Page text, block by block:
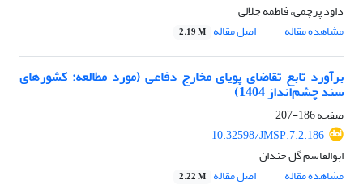
داود پرچمی، فاطمه جلالی
مشاهده مقاله
اصل مقاله 2.19 M
برآورد تابع تقاضای پویای مخارج دفاعی (مورد مطالعه: کشورهای
سند چشم‌انداز 1404)
صفحه186-207
10.32598/JMSP.7.2.186
ابوالقاسم گل خندان
مشاهده مقاله
اصل مقاله 2.22 M